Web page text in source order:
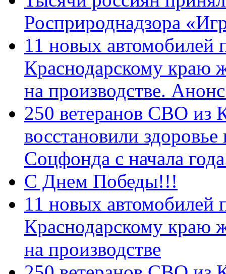
Росприроднадзора
11 новых автомобилей
Краснодарскому краю
на производстве.
250 ветеранов СВО из
восстановили
Соцфонда с начала
С Днем Победы!!!
11 новых автомобилей
Краснодарскому краю
на производстве